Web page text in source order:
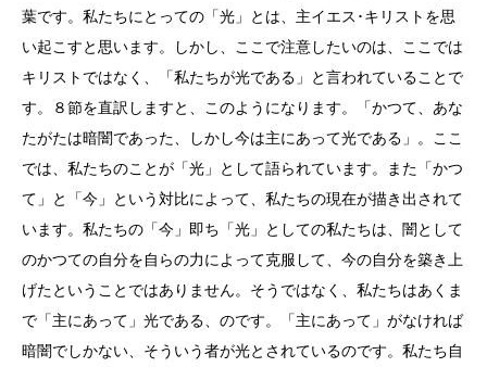
葉です。私たちにとっての「光」とは、主イエス･キリストを思
い起こすと思います。しかし、ここで注意したいのは、ここでは
キリストではなく、「私たちが光である」と言われていることで
す。８節を直訳しますと、このようになります。「かつて、あな
たがたは暗闇であった、しかし今は主にあって光である」。ここ
では、私たちのことが「光」として語られています。また「かつ
て」と「今」という対比によって、私たちの現在が描き出されて
います。私たちの「今」即ち「光」としての私たちは、闇として
のかつての自分を自らの力によって克服して、今の自分を築き上
げたということではありません。そうではなく、私たちはあくま
で「主にあって」光である、のです。「主にあって」がなければ
暗闇でしかない、そういう者が光とされているのです。私たち自